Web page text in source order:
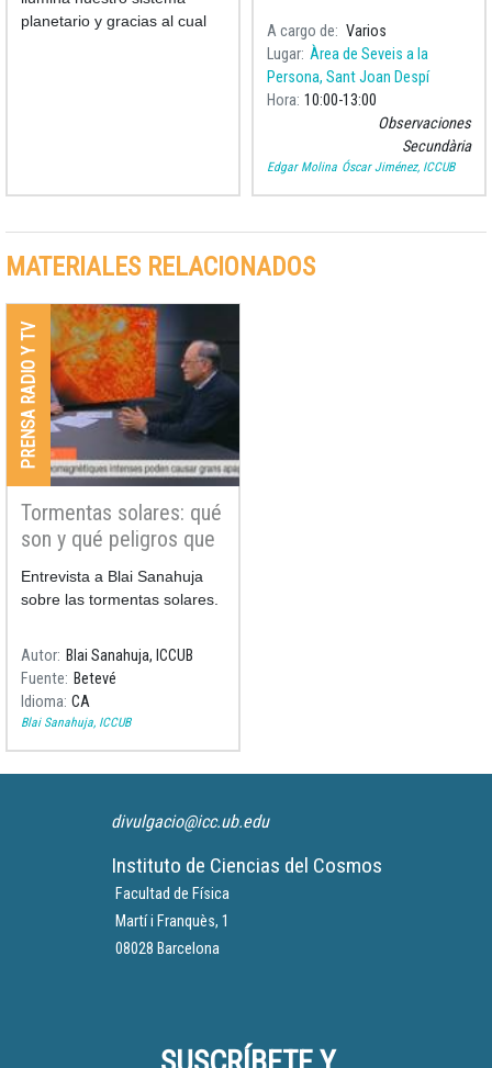
planetario y gracias al cual
A cargo de
Varios
Lugar Àrea de Seveis a la
Persona, Sant Joan Despí
Hora 10:00 13:00
Observaciones
Secundària
Edgar Molina Óscar Jiménez, ICCUB
MATERIALES RELACIONADOS
PRENSA RADIO Y TV
Tormentas solares: qué
son y qué peligros que
representan?
Entrevista a Blai Sanahuja
sobre las tormentas solares.
Autor Blai Sanahuja, ICCUB
Fuente
Betevé
Idioma CA
Blai Sanahuja, ICCUB
divulgacio@icc.ub.edu
Instituto de Ciencias del Cosmos
Facultad de Física
Martí i Franquès, 1
08028 Barcelona